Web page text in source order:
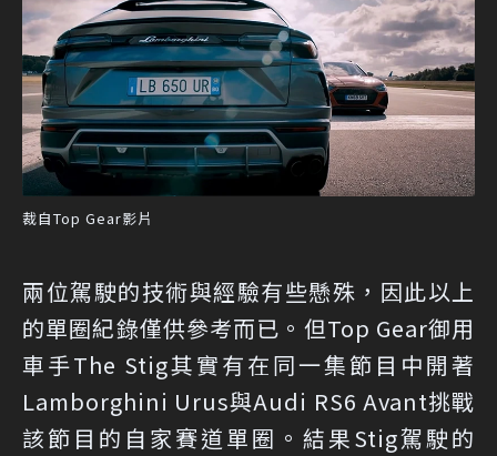
裁自Top Gear影片
兩位駕駛的技術與經驗有些懸殊，因此以上
的單圈紀錄僅供參考而已。但Top Gear御用
車手The Stig其實有在同一集節目中開著
Lamborghini Urus與Audi RS6 Avant挑戰
該節目的自家賽道單圈。結果Stig駕駛的